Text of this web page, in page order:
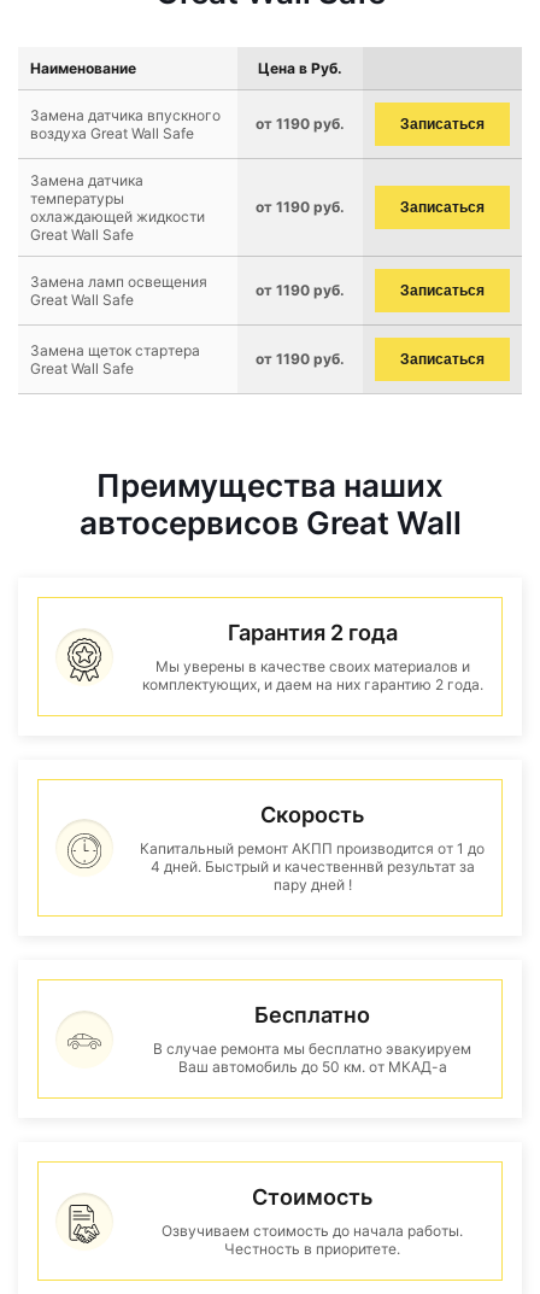
Наименование Цена в Руб.
Замена датчика впускного
воздуха Great Wall Safe
от 1190 руб. Записаться
Замена датчика
температуры
охлаждающей жидкости
Great Wall Safe
от 1190 руб. Записаться
Замена ламп освещения
Great Wall Safe
от 1190 руб. Записаться
Замена щеток стартера
Great Wall Safe
от 1190 руб. Записаться
Преимущества наших
автосервисов Great Wall
Гарантия 2 года
Мы уверены в качестве своих материалов и
комплектующих, и даем на них гарантию 2 года.
Скорость
Капитальный ремонт АКПП производится от 1 до
4 дней. Быстрый и качественнвй результат за
пару дней !
Бесплатно
В случае ремонта мы бесплатно эвакуируем
Ваш автомобиль до 50 км. от МКАД-а
Стоимость
Озвучиваем стоимость до начала работы.
Честность в приоритете.